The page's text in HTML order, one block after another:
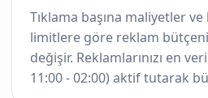
Tıklama başına maliyetler
limitlere göre reklam
değişir. Reklamlarınızı en
11:00 - 02:00) aktif tutarak